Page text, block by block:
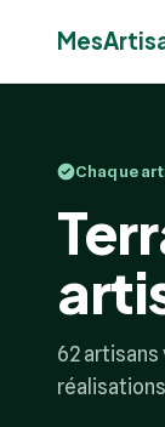
Chaque
62 artisans